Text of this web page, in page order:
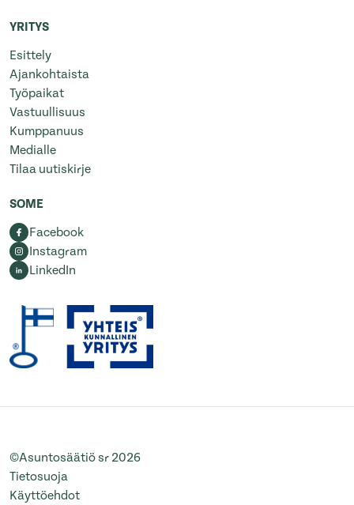
YRITYS
Esittely
Ajankohtaista
Työpaikat
Vastuullisuus
Kumppanuus
Medialle
Tilaa uutiskirje
SOME
Facebook
Instagram
LinkedIn
©Asuntosäätiö sr 2026
Tietosuoja
Käyttöehdot